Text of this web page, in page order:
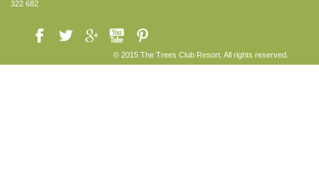
322 682
© 2015 The Trees Club Resort. All rights reserved.